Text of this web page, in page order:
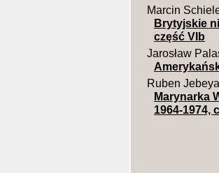
Marcin
Brytyjskie
część VIb
Jarosław
Ruben
Marynarka
1964-1974,